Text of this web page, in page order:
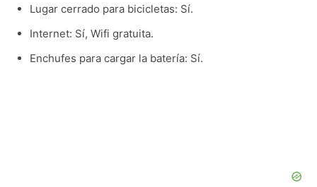
Lugar cerrado para bicicletas: Sí.
Internet: Sí, Wifi gratuita.
Enchufes para cargar la batería: Sí.